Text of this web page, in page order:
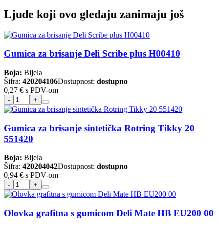
Ljude koji ovo gledaju zanimaju još
Gumica za brisanje Deli Scribe plus H00410
Boja: Bijela
Šifra: 420204106Dostupnost: dostupno
0,27 € s PDV-om
Gumica za brisanje sintetička Rotring Tikky 20
551420
Boja: Bijela
Šifra: 420204042Dostupnost: dostupno
0,94 € s PDV-om
Olovka grafitna s gumicom Deli Mate HB EU200 00